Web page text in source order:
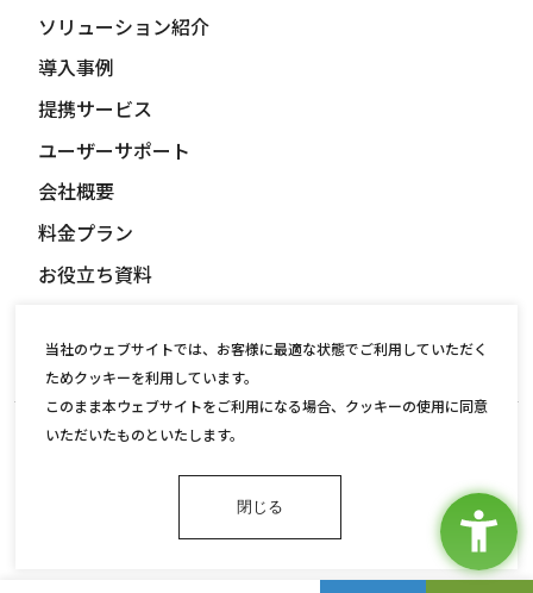
ソリューション紹介
導入事例
提携サービス
ユーザーサポート
会社概要
料金プラン
お役立ち資料
ニュース
情報セキュリティ基本方針
当社のウェブサイトでは、お客様に最適な状態でご利用していただく
ためクッキーを利用しています。
このまま本ウェブサイトをご利用になる場合、クッキーの使用に同意
いただいたものといたします。
閉じる